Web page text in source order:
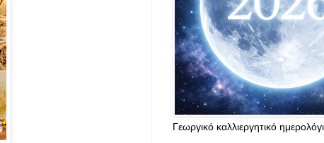
Γεωργικό καλλιεργητικό